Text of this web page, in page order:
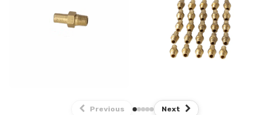
Previous Next